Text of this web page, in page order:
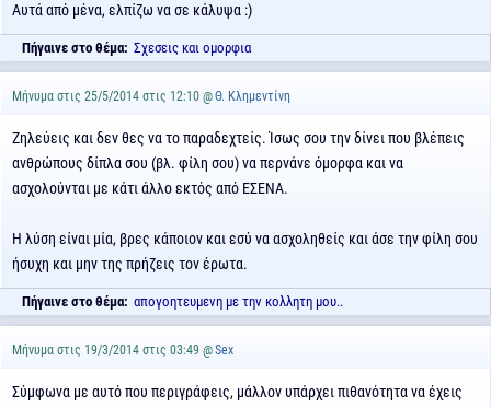
Αυτά από μένα, ελπίζω να σε κάλυψα :)
Πήγαινε στο θέμα: Σχεσεις και ομορφια
Μήνυμα στις 25/5/2014 στις 12:10 @Θ. Κλημεντίνη
Ζηλεύεις και δεν θες να το παραδεχτείς. Ίσως σου την δίνει που βλέπεις
ανθρώπους δίπλα σου (βλ. φίλη σου) να περνάνε όμορφα και να
ασχολούνται με κάτι άλλο εκτός από ΕΣΕΝΑ.
Η λύση είναι μία, βρες κάποιον και εσύ να ασχοληθείς και άσε την φίλη σου
ήσυχη και μην της πρήζεις τον έρωτα.
Πήγαινε στο θέμα: απογοητευμενη με την κολλητη μου..
Μήνυμα στις 19/3/2014 στις 03:49 @Sex
Σύμφωνα με αυτό που περιγράφεις, μάλλον υπάρχει πιθανότητα να έχεις